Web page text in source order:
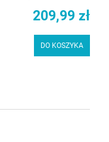
209,99 zł
DO KOSZYKA